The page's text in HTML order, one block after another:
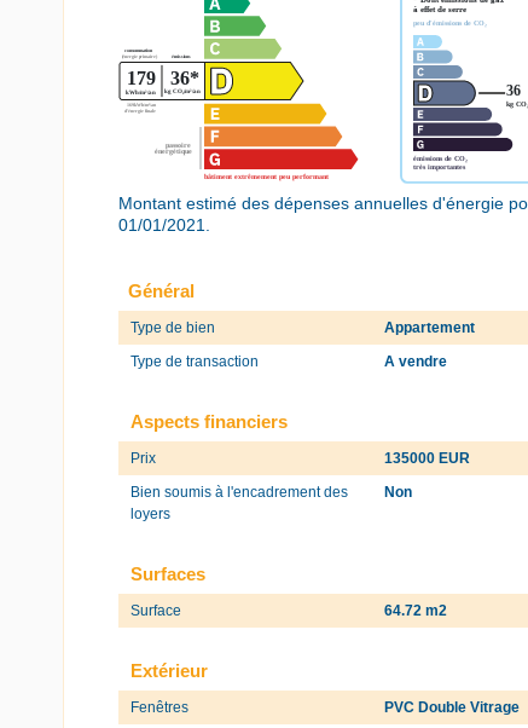
Montant estimé des dépenses annuelles d'énergie
01/01/2021.
Général
Type de bien
Appartement
Type de transaction
A vendre
Aspects financiers
Prix
135000 EUR
Bien soumis à l'encadrement des
loyers
Non
Surfaces
Surface 64.72 m2
Extérieur
Fenêtres
PVC Double Vitrage